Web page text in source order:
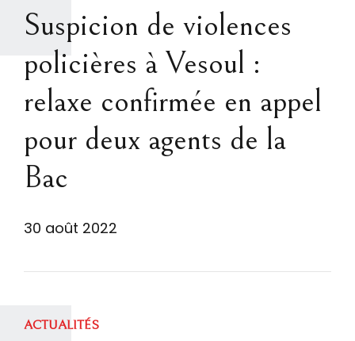
Suspicion de violences
policières à Vesoul :
relaxe confirmée en appel
pour deux agents de la
Bac
30 août 2022
ACTUALITÉS